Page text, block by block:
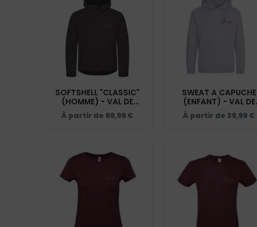
SOFTSHELL "CLASSIC"
(HOMME) - VAL DE
CREUSE EQUITATION -
GRIS ANTHRACITE -
À partir de 69,99 €
SWEAT A CAPUCHE
(ENFANT) - VAL DE
CREUSE EQUITATION -
GRIS CHINÉ - K477
À partir de 39,99 €